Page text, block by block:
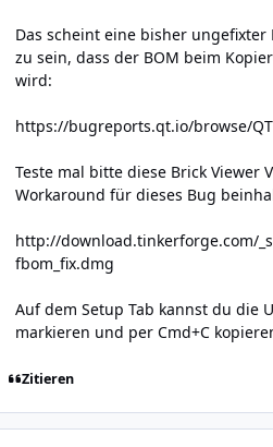
Das scheint eine bisher ungefixter
zu sein, dass der BOM beim
wird:
https://bugreports.qt.io/browse/
Teste mal bitte diese Brick Viewer
Workaround für dieses Bug
http://download.tinkerforge.com/
fbom_fix.dmg
Auf dem Setup Tab kannst du die
markieren und per Cmd+C
Zitieren